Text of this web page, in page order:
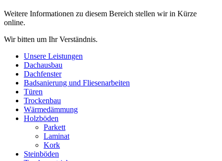
Weitere Informationen zu diesem Bereich stellen wir in Kürze
online.
Wir bitten um Ihr Verständnis.
Unsere Leistungen
Dachausbau
Dachfenster
Badsanierung und Fliesenarbeiten
Türen
Trockenbau
Wärmedämmung
Holzböden
Parkett
Laminat
Kork
Steinböden